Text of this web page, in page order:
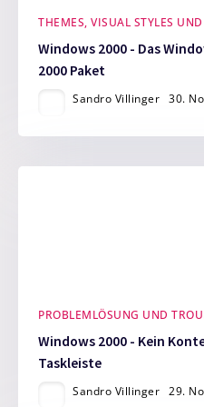
THEMES, VISUAL STYLES
Windows 2000 - Das
2000 Paket
Sandro Villinger 30.
PROBLEMLÖSUNG UND
Windows 2000 - Kein
Taskleiste
Sandro Villinger 29.